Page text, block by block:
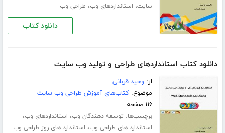
سایت، استانداردهای وب، طراحی وب
دانلود کتاب
دانلود کتاب استانداردهای طراحی و تولید وب سایت
از: وحید قربانی
موضوع:کتاب‌های آموزش طراحی وب سایت
۱۱۶ صفحه
برچسب‌ها: توسعه دهندگان وب، استانداردهای وب،
استاندارد های طراحی وب، استاندارد های روز طراحی وب